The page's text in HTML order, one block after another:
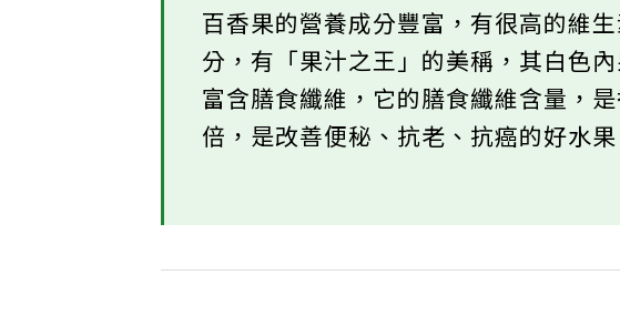
百香果的營養成分豐富，有很高的維
分，有「果汁之王」的美稱，其白色
富含膳食纖維，它的膳食纖維含量，
倍，是改善便秘、抗老、抗癌的好水果